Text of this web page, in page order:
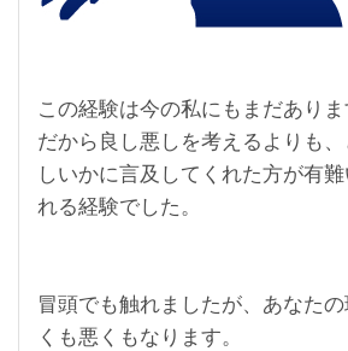
この経験は今の私にもまだありま
だから良し悪しを考えるよりも
しいかに言及してくれた方が有
れる経験でした。
冒頭でも触れましたが、あなた
くも悪くもなります。